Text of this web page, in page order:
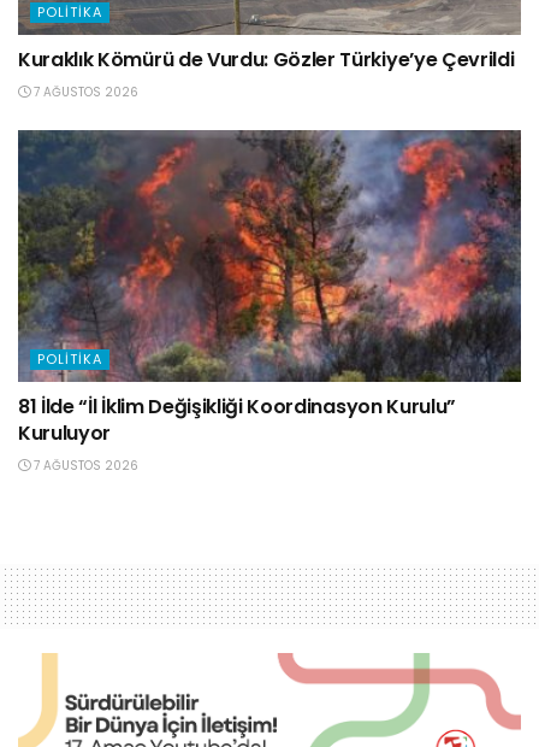
POLITIKA
Kuraklık Kömürü de Vurdu: Gözler Türkiye’ye Çevrildi
7 AĞUSTOS 2026
POLITIKA
81 İlde “İl İklim Değişikliği Koordinasyon Kurulu”
Kuruluyor
7 AĞUSTOS 2026